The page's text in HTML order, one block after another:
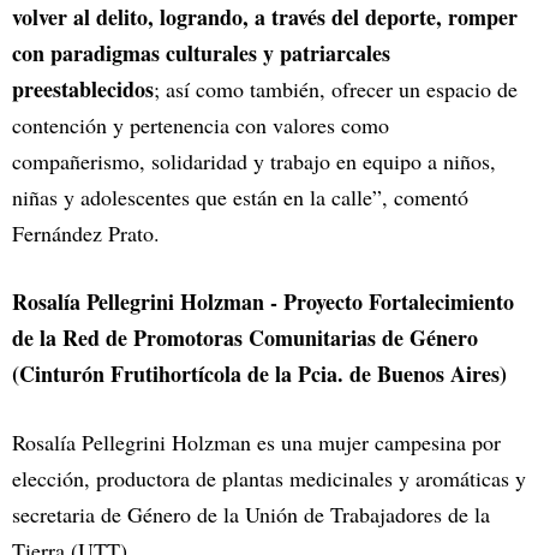
volver al delito, logrando, a través del deporte, romper
con paradigmas culturales y patriarcales
preestablecidos; así como también, ofrecer un espacio de
contención y pertenencia con valores como
compañerismo, solidaridad y trabajo en equipo a niños,
niñas y adolescentes que están en la calle”, comentó
Fernández Prato.
Rosalía Pellegrini Holzman - Proyecto Fortalecimiento
de la Red de Promotoras Comunitarias de Género
(Cinturón Frutihortícola de la Pcia. de Buenos Aires)
Rosalía Pellegrini Holzman es una mujer campesina por
elección, productora de plantas medicinales y aromáticas y
secretaria de Género de la Unión de Trabajadores de la